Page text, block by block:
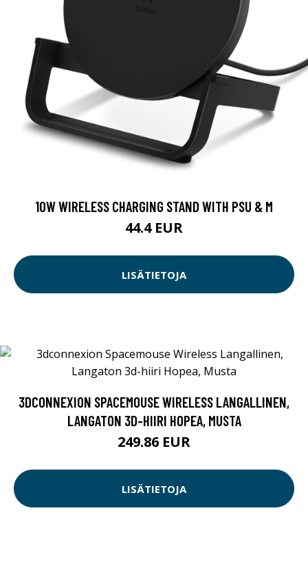
10W WIRELESS CHARGING STAND WITH PSU & M
44.4 EUR
LISÄTIETOJA
3DCONNEXION SPACEMOUSE WIRELESS LANGALLINEN,
LANGATON 3D-HIIRI HOPEA, MUSTA
249.86 EUR
LISÄTIETOJA